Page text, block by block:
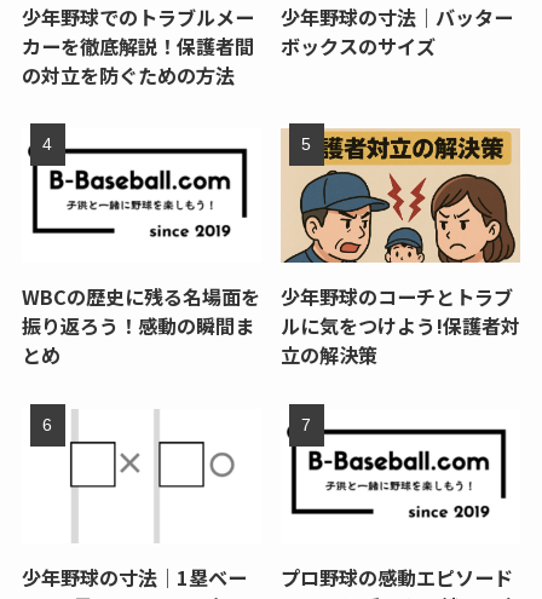
少年野球でのトラブルメー
カーを徹底解説！保護者間
の対立を防ぐための方法
少年野球の寸法｜バッター
ボックスのサイズ
WBCの歴史に残る名場面を
振り返ろう！感動の瞬間ま
とめ
少年野球のコーチとトラブ
ルに気をつけよう!保護者対
立の解決策
少年野球の寸法｜1塁ベー
プロ野球の感動エピソード